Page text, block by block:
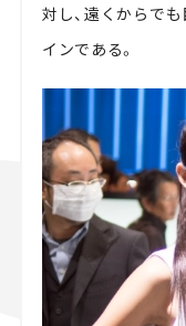
対し、遠くからで
インである。